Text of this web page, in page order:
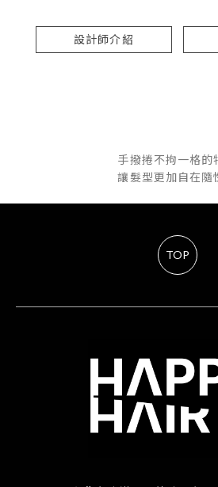
設計師介紹
手撥捲不拘一格的
讓髮型更加自在隨
TOP